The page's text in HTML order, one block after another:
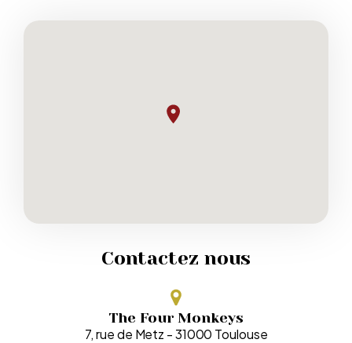
Contactez nous
The Four Monkeys
7, rue de Metz -31000 Toulouse